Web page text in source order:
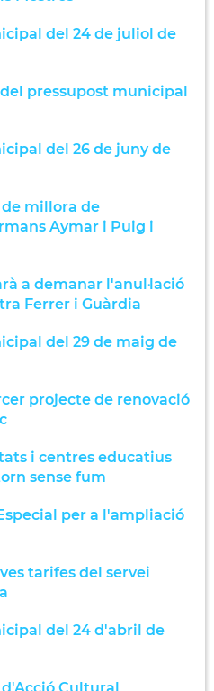
del 24 de juliol de
pressupost municipal
del 26 de juny de
millora de
Aymar i Puig i
a demanar l'anul·lació
Ferrer i Guàrdia
del 29 de maig de
projecte de renovació
i centres educatius
sense fum
per a l'ampliació
tarifes del servei
del 24 d'abril de